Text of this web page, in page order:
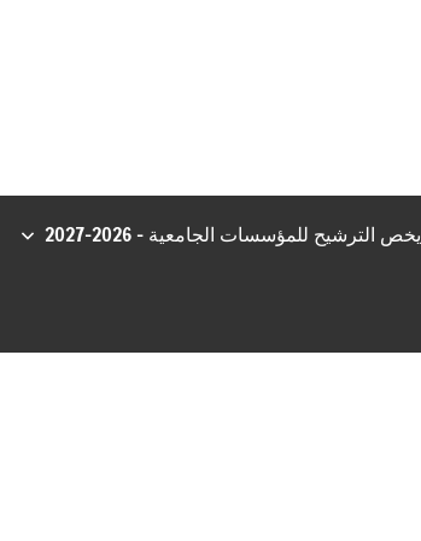
يخص الترشيح للمؤسسات الجامعية – 2026-2027